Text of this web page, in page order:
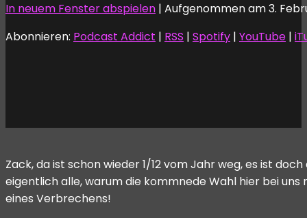
In neuem Fenster abspielen | Aufgenommen am 3.
Abonnieren: Podcast Addict | RSS | Spotify | YouTube |
Zack, da ist schon wieder 1/12 vom Jahr weg, es ist
eigentlich alle, warum die kommnede Wahl hier bei
eines Verbrechens!